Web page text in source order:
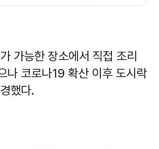
가능한 장소에서 직접 조리
나 코로나19 확산 이후 도시락
했다.